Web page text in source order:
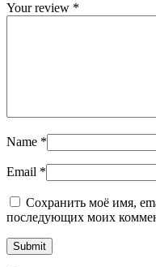
Your review *
Name *
Email *
Сохранить моё имя,
последующих моих